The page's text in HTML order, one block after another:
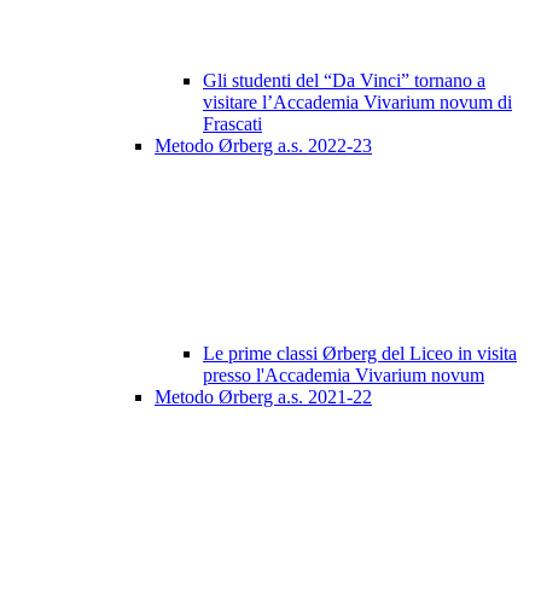
Gli studenti del “Da Vinci” tornano a
visitare l’Accademia Vivarium novum di
Frascati
Metodo Ørberg a.s. 2022-23
Le prime classi Ørberg del Liceo in visita
presso l'Accademia Vivarium novum
Metodo Ørberg a.s. 2021-22